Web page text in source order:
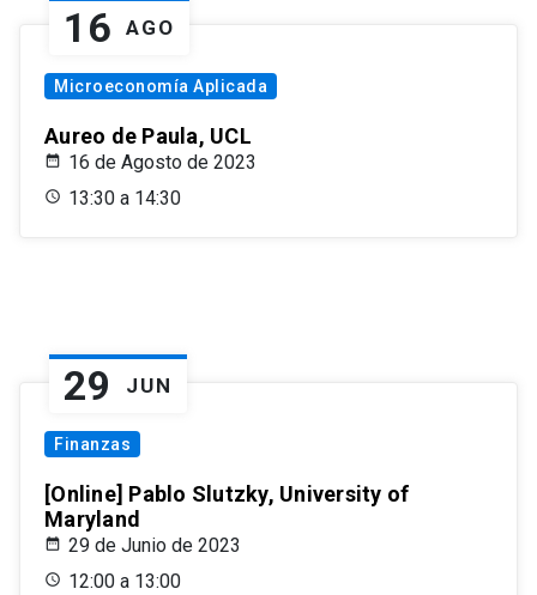
16 AGO
Microeconomía Aplicada
Aureo de Paula, UCL
16 de Agosto de 2023
13:30 a 14:30
29 JUN
Finanzas
[Online] Pablo Slutzky, University of
Maryland
29 de Junio de 2023
12:00 a 13:00